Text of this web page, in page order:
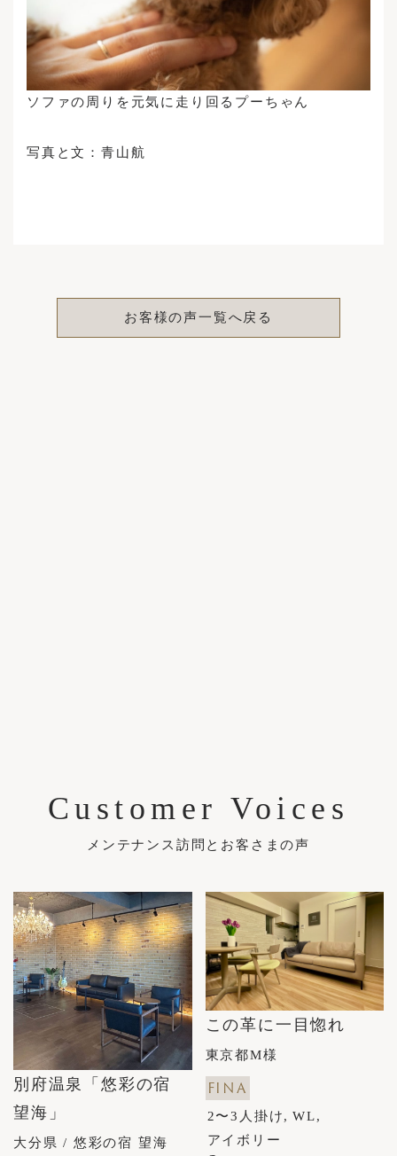
ソファの周りを元気に走り回るプーちゃん
写真と文：青山航
お客様の声一覧へ戻る
Customer Voices
メンテナンス訪問とお客さまの声
別府温泉「悠彩の宿
望海」
大分県 / 悠彩の宿 望海
この革に一目惚れ
東京都M様
FINA
2〜3人掛け
WL
アイボリー